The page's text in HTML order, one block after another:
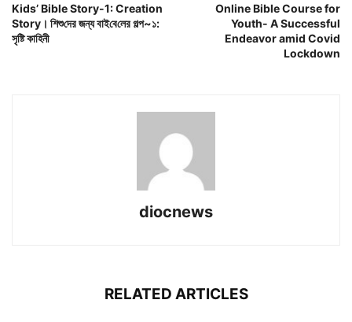
Kids’ Bible Story-1: Creation
Story। শিশু‌দের জন্য বাই‌বে‌লের গল্প~১:
সৃ‌ষ্টি কা‌হিনী
Online Bible Course for
Youth- A Successful
Endeavor amid Covid
Lockdown
diocnews
RELATED ARTICLES